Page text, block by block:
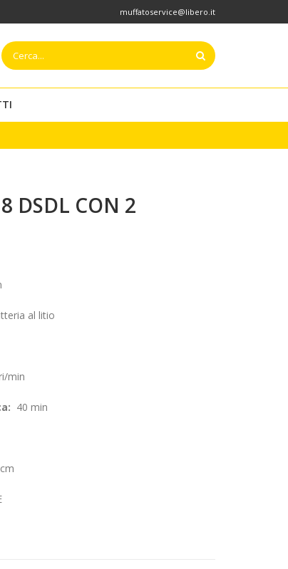
muffatoservice@libero.it
DSDL CON 2
al litio
min
40 min